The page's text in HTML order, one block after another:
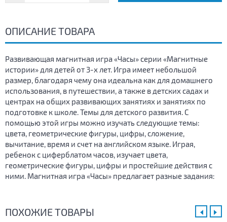
ОПИСАНИЕ ТОВАРА
Развивающая магнитная игра «Часы» серии «Магнитные
истории» для детей от 3-х лет. Игра имеет небольшой
размер, благодаря чему она идеальна как для домашнего
использования, в путешествии, а также в детских садах и
центрах на общих развивающих занятиях и занятиях по
подготовке к школе. Темы для детского развития. С
помощью этой игры можно изучать следующие темы:
цвета, геометрические фигуры, цифры, сложение,
вычитание, время и счет на английском языке. Играя,
ребенок с циферблатом часов, изучает цвета,
геометрические фигуры, цифры и простейшие действия с
ними. Магнитная игра «Часы» предлагает разные задания:
ПОХОЖИЕ ТОВАРЫ